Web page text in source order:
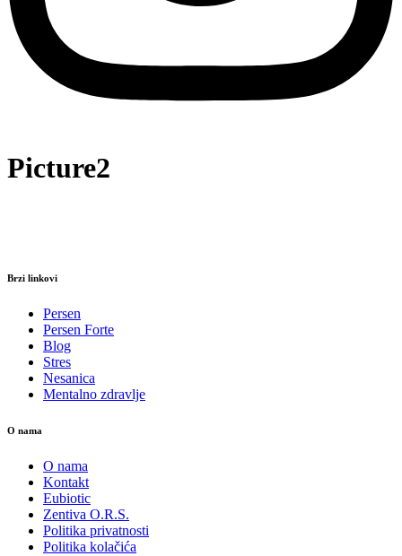
Picture2
Brzi linkovi
Persen
Persen Forte
Blog
Stres
Nesanica
Mentalno zdravlje
O nama
O nama
Kontakt
Eubiotic
Zentiva O.R.S.
Politika privatnosti
Politika kolačića